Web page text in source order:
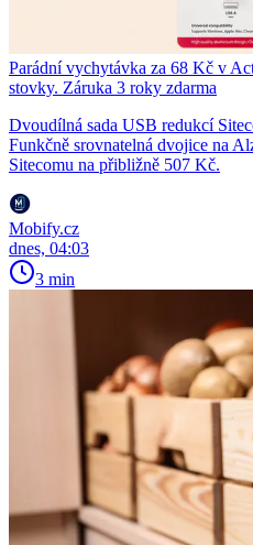
Parádní vychytávka za 68 Kč v
stovky. Záruka 3 roky zdarma
Dvoudílná sada USB redukcí
Funkčně srovnatelná dvojice na
Sitecomu na přibližně 507 Kč.
Mobify.cz
dnes, 04:03
3 min